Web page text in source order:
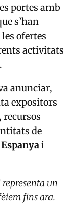
portes amb
s’han
ofertes
activitats
anunciar,
expositors
recursos
de
Espanyai
representa un
fins ara.